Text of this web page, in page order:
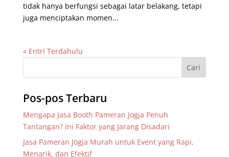
tidak hanya berfungsi sebagai latar belakang, tetapi
juga menciptakan momen...
« Entri Terdahulu
Pos-pos Terbaru
Mengapa Jasa Booth Pameran Jogja Penuh
Tantangan? Ini Faktor yang Jarang Disadari
Jasa Pameran Jogja Murah untuk Event yang Rapi,
Menarik, dan Efektif